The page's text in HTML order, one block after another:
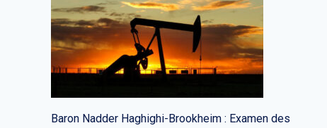
L’introduction en bourse
d’Instacart fait rage, montrant que
les licornes peuvent, en fait,
devenir publiques et survivre
Baron Nadder Haghighi-Brookheim : Examen des